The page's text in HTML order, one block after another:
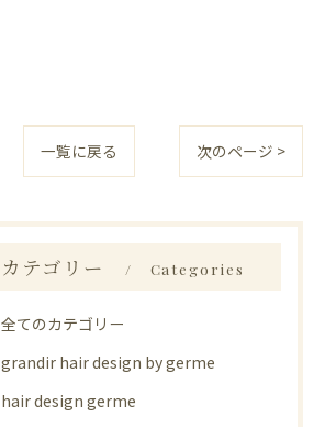
一覧に戻る 次のページ >
カテゴリー Categories
全てのカテゴリー
grandir hair design by germe
hair design germe